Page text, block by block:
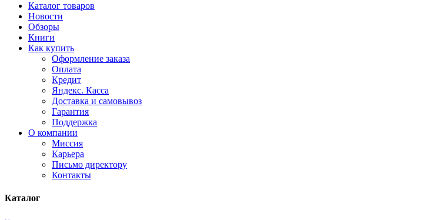
Каталог товаров
Новости
Обзоры
Книги
Как купить
Оформление заказа
Оплата
Кредит
Яндекс. Касса
Доставка и самовывоз
Гарантия
Поддержка
О компании
Миссия
Карьера
Письмо директору
Контакты
Каталог